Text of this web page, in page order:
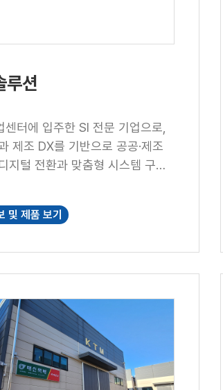
루션
센터에 입주한 SI 전문 기업으로,
제조 DX를 기반으로 공공·제조
지털 전환과 맞춤형 시스템 구축
및 제품 보기